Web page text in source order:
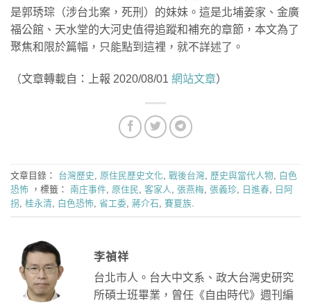
是郭琇琮（涉台北案，死刑）的妹妹。這是北埔姜家、金廣
福公館、天水堂的大河史值得追蹤和補充的章節，本文為了
聚焦和限於篇幅，只能點到這裡，就不詳述了。
（文章轉載自：上報 2020/08/01 網站文章）
文章目錄： 台灣歷史, 原住民歷史文化, 戰後台灣, 歷史與當代人物, 白色
恐怖 ，標籤： 南庄事件, 原住民, 客家人, 張燕梅, 張義珍, 日進春, 日阿
拐, 桂永清, 白色恐怖, 省工委, 蔣介石, 賽夏族.
李禎祥
台北市人。台大中文系、政大台灣史研究
所碩士班畢業，曾任《自由時代》週刊編